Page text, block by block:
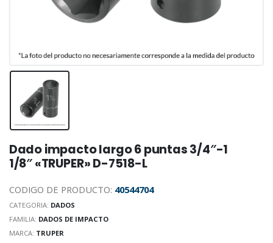
Dado impacto largo 6 puntas 3/4″-1
1/8″ «TRUPER» D-7518-L
CODIGO DE PRODUCTO: 40544704
CATEGORIA: DADOS
FAMILIA: DADOS DE IMPACTO
MARCA: TRUPER